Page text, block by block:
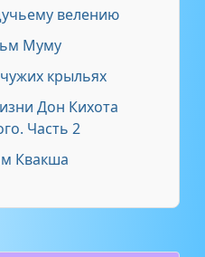
велению
Муму
крыльях
Дон Кихота
Часть 2
Квакша